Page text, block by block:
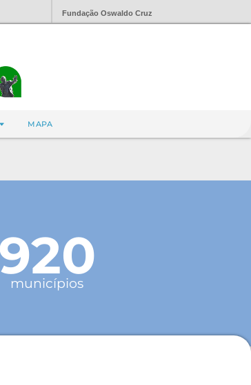
Fundação Oswaldo Cruz
MAPA
920
municípios